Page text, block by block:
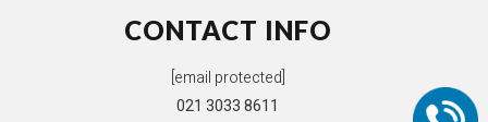
CONTACT INFO
[email protected]
021 3033 8611